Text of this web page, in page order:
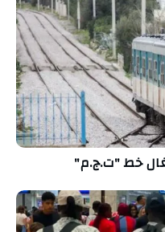
خط "ت.ج.م"